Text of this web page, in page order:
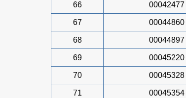
66 00042477
67 00044860
68 00044897
69 00045220
70 00045328
71 00045354